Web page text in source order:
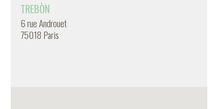
TREBÒN
6 rue Androuet
75018 Paris